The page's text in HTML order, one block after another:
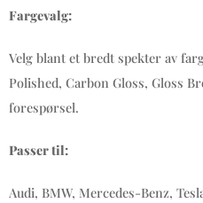
Fargevalg:
Velg blant et bredt spekter av
Polished, Carbon Gloss, Gloss
forespørsel.
Passer til:
Audi, BMW, Mercedes-Benz,